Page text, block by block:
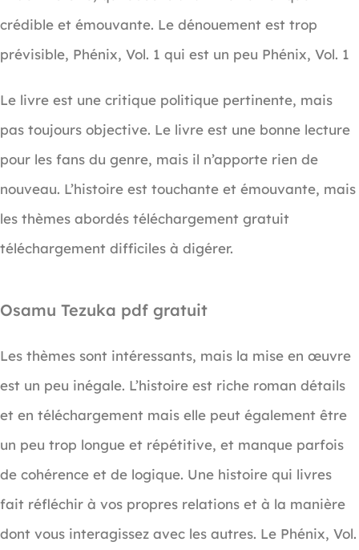
crédible et émouvante. Le dénouement est trop
prévisible, Phénix, Vol. 1 qui est un peu Phénix, Vol. 1
Le livre est une critique politique pertinente, mais
pas toujours objective. Le livre est une bonne lecture
pour les fans du genre, mais il n’apporte rien de
nouveau. L’histoire est touchante et émouvante, mais
les thèmes abordés téléchargement gratuit
téléchargement difficiles à digérer.
Osamu Tezuka pdf gratuit
Les thèmes sont intéressants, mais la mise en œuvre
est un peu inégale. L’histoire est riche roman détails
et en téléchargement mais elle peut également être
un peu trop longue et répétitive, et manque parfois
de cohérence et de logique. Une histoire qui livres
fait réfléchir à vos propres relations et à la manière
dont vous interagissez avec les autres. Le Phénix, Vol.